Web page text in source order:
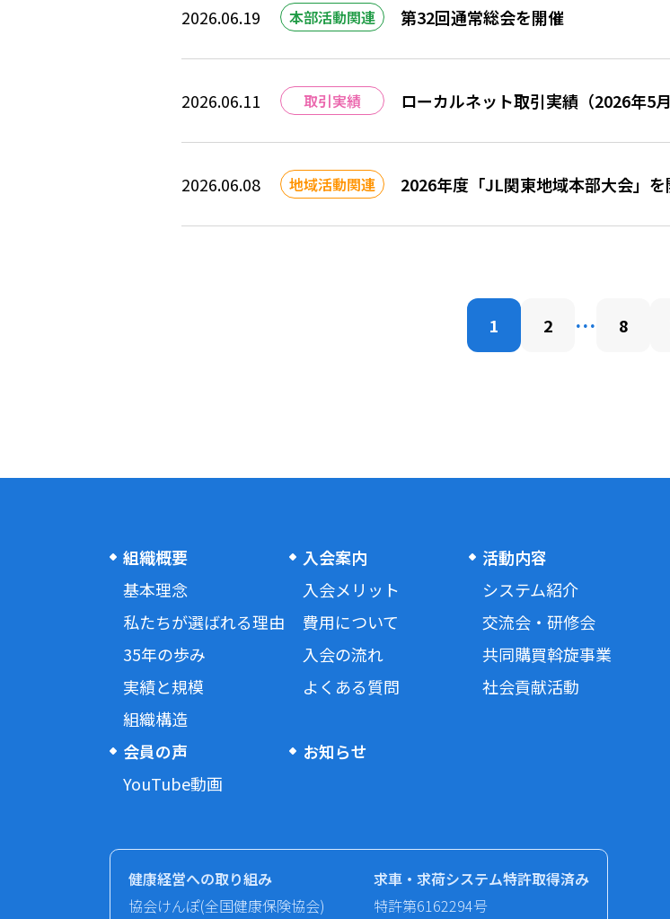
2026.06.19 本部活動関連 第32回通常総会を開催
2026.06.11 取引実績 ローカルネット取引実績（2026年5月
2026.06.08 地域活動関連 2026年度「JL関東地域本部大会」を
1 2 … 8
組織概要
基本理念
私たちが選ばれる理由
35年の歩み
実績と規模
組織構造
入会案内
入会メリット
費用について
入会の流れ
よくある質問
活動内容
システム紹介
交流会・研修会
共同購買斡旋事業
社会貢献活動
会員の声
YouTube動画
お知らせ
健康経営への取り組み
協会けんぽ(全国健康保険協会)
求車・求荷システム特許取得済み
特許第6162294号